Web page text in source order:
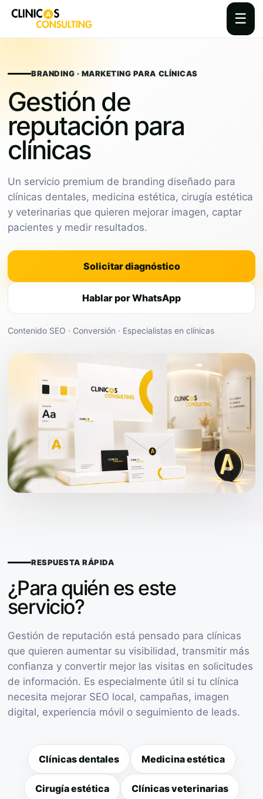
☰
contentBRANDING · MARKETING PARA CLÍNICAS
Gestión de
reputación para
clínicas
Un servicio premium de branding diseñado para
clínicas dentales, medicina estética, cirugía estética
y veterinarias que quieren mejorar imagen, captar
pacientes y medir resultados.
Solicitar diagnóstico
Hablar por WhatsApp
Contenido SEO · Conversión · Especialistas en clínicas
RESPUESTA RÁPIDA
¿Para quién es este
servicio?
Gestión de reputación está pensado para clínicas
que quieren aumentar su visibilidad, transmitir más
confianza y convertir mejor las visitas en solicitudes
de información. Es especialmente útil si tu clínica
necesita mejorar SEO local, campañas, imagen
digital, experiencia móvil o seguimiento de leads.
Clínicas dentales Medicina estética
Cirugía estética Clínicas veterinarias